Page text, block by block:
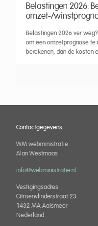
Belastingen 2026:
omzet-/
Belastingen 2026 ver
om een omzetprognose te
berekenen, dan de kosten
Contactgegevens
WM webministratie
Alan Westmaas
info@webministratie.nl
Vestigingsadres
Citroenvlinderstraat 23
1432 MA Aalsmeer
Nederland